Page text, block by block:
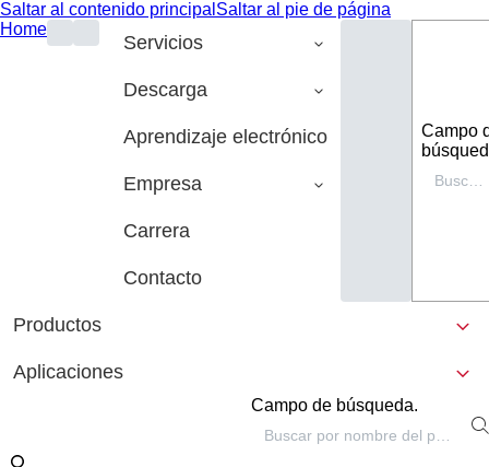
Saltar al contenido principal Saltar al pie de página
Home
Servicios
Descarga
Aprendizaje electrónico
Empresa
Carrera
Contacto
Campo
Productos
Aplicaciones
Campo de búsqueda.